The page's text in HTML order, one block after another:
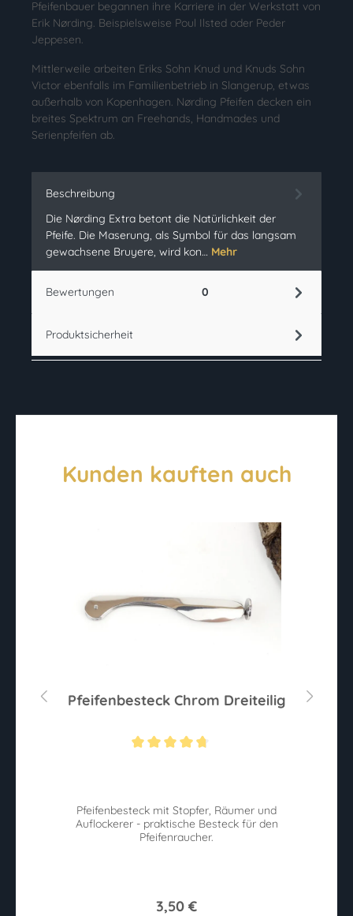
Pfeifenbauer begannen ihre Karriere in der Werkstatt von
Erik Nørding. Beispielsweise Poul Ilsted oder Peder
Jeppesen.
Mittlerweile arbeiten Eriks Sohn Knud und Knuds Sohn
Victor ebenfalls im Familienbetrieb in Slangerup, etwas
außerhalb von Kopenhagen. Nørding Pfeifen decken ein
breites Spektrum an Freehands, Handmades und
Serienpfeifen ab.
Beschreibung
Die Nørding Extra betont die Natürlichkeit der
Pfeife. Die Maserung, als Symbol für das langsam
gewachsene Bruyere, wird kon… Mehr
Bewertungen 0
Produktsicherheit
Kunden kauften auch
Pfeifenbesteck Chrom Dreiteilig
Pfeifenbesteck mit Stopfer, Räumer und
Auflockerer - praktische Besteck für den
Pfeifenraucher.
3,50 €